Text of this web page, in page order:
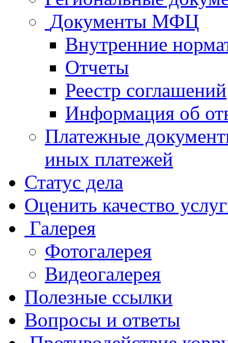
Документы МФЦ
Внутренние
Отчеты
Реестр соглашений
Информация об
Платежные
иных платежей
Статус дела
Оценить качество
Галерея
Фотогалерея
Видеогалерея
Полезные ссылки
Вопросы и ответы